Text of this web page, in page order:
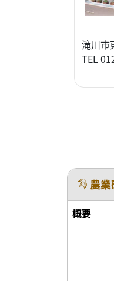
滝川市
TEL
農
概要